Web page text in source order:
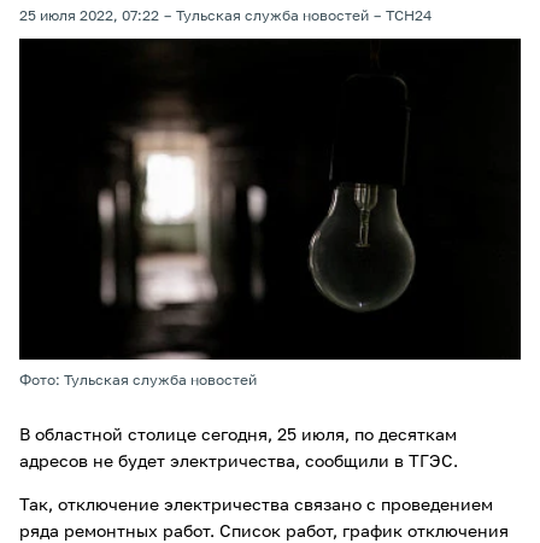
25 июля 2022, 07:22 Тульская служба новостей ТСН24
Фото: Тульская служба новостей
В областной столице сегодня, 25 июля, по десяткам
адресов не будет электричества, сообщили в ТГЭС.
Так, отключение электричества связано с проведением
ряда ремонтных работ. Список работ, график отключения